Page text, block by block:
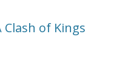
Clash of Kings